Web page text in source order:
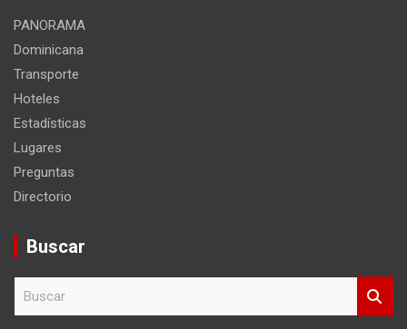
PANORAMA
Dominicana
Transporte
Hoteles
Estadísticas
Lugares
Preguntas
Directorio
Buscar